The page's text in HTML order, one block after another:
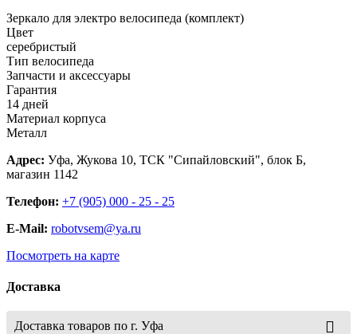
Зеркало для электро велосипеда (комплект)
Цвет
серебристый
Тип велосипеда
Запчасти и аксессуары
Гарантия
14 дней
Материал корпуса
Металл
Адрес: Уфа, Жукова 10, ТСК "Сипайловский", блок Б,
магазин 1142
Телефон: +7 (905) 000 - 25 - 25
E-Mail: robotvsem@ya.ru
Посмотреть на карте
Доставка
Доставка товаров по г. Уфа